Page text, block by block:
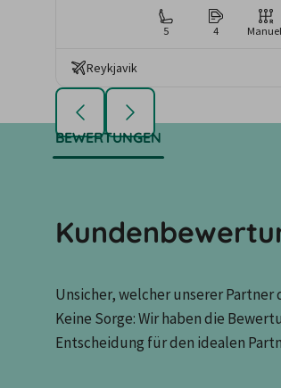
5 4
Reykjavik
BEWERTUNGEN
Unsicher, welcher unserer
Keine Sorge: Wir haben die
Entscheidung für den idealen